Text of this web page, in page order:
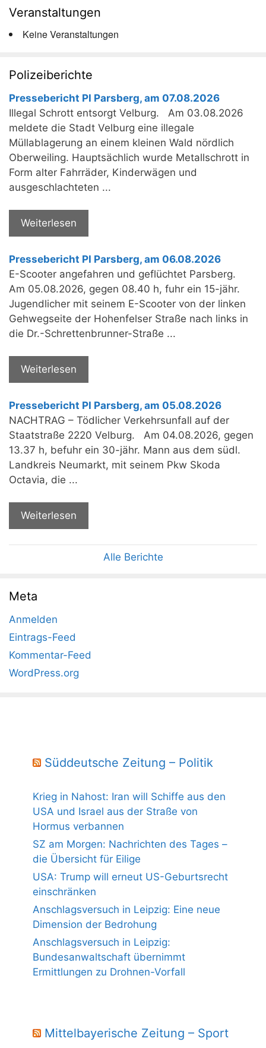
Veranstaltungen
Keine Veranstaltungen
Polizeiberichte
Pressebericht PI Parsberg, am 07.08.2026
Illegal Schrott entsorgt Velburg. Am 03.08.2026
meldete die Stadt Velburg eine illegale
Müllablagerung an einem kleinen Wald nördlich
Oberweiling. Hauptsächlich wurde Metallschrott in
Form alter Fahrräder, Kinderwägen und
ausgeschlachteten ...
Weiterlesen
Pressebericht PI Parsberg, am 06.08.2026
E-Scooter angefahren und geflüchtet Parsberg.
Am 05.08.2026, gegen 08.40 h, fuhr ein 15-jähr.
Jugendlicher mit seinem E-Scooter von der linken
Gehwegseite der Hohenfelser Straße nach links in
die Dr.-Schrettenbrunner-Straße ...
Weiterlesen
Pressebericht PI Parsberg, am 05.08.2026
NACHTRAG – Tödlicher Verkehrsunfall auf der
Staatstraße 2220 Velburg. Am 04.08.2026, gegen
13.37 h, befuhr ein 30-jähr. Mann aus dem südl.
Landkreis Neumarkt, mit seinem Pkw Skoda
Octavia, die ...
Weiterlesen
Alle Berichte
Meta
Anmelden
Eintrags-Feed
Kommentar-Feed
WordPress.org
Süddeutsche Zeitung – Politik
Krieg in Nahost: Iran will Schiffe aus den
USA und Israel aus der Straße von
Hormus verbannen
SZ am Morgen: Nachrichten des Tages –
die Übersicht für Eilige
USA: Trump will erneut US-Geburtsrecht
einschränken
Anschlagsversuch in Leipzig: Eine neue
Dimension der Bedrohung
Anschlagsversuch in Leipzig:
Bundesanwaltschaft übernimmt
Ermittlungen zu Drohnen-Vorfall
Mittelbayerische Zeitung – Sport